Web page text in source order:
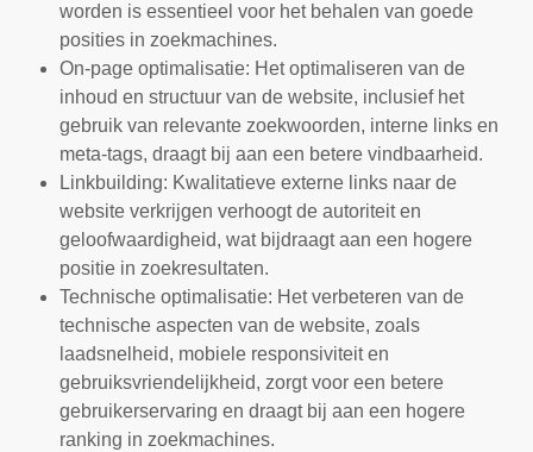
worden is essentieel voor het behalen van goede
posities in zoekmachines.
On-page optimalisatie: Het optimaliseren van de
inhoud en structuur van de website, inclusief het
gebruik van relevante zoekwoorden, interne links en
meta-tags, draagt bij aan een betere vindbaarheid.
Linkbuilding: Kwalitatieve externe links naar de
website verkrijgen verhoogt de autoriteit en
geloofwaardigheid, wat bijdraagt aan een hogere
positie in zoekresultaten.
Technische optimalisatie: Het verbeteren van de
technische aspecten van de website, zoals
laadsnelheid, mobiele responsiviteit en
gebruiksvriendelijkheid, zorgt voor een betere
gebruikerservaring en draagt bij aan een hogere
ranking in zoekmachines.